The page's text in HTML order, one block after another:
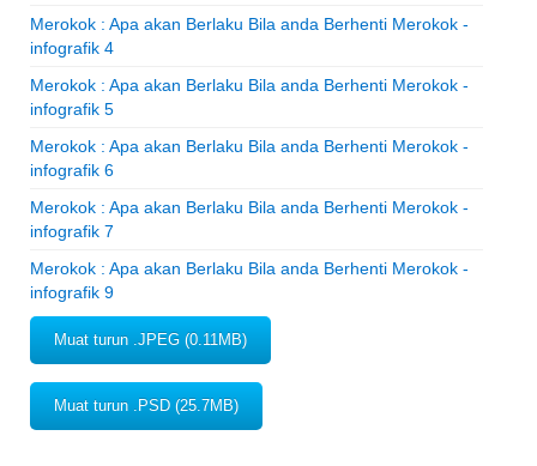
Merokok : Apa akan Berlaku Bila anda Berhenti Merokok -
infografik 4
Merokok : Apa akan Berlaku Bila anda Berhenti Merokok -
infografik 5
Merokok : Apa akan Berlaku Bila anda Berhenti Merokok -
infografik 6
Merokok : Apa akan Berlaku Bila anda Berhenti Merokok -
infografik 7
Merokok : Apa akan Berlaku Bila anda Berhenti Merokok -
infografik 9
Muat turun .JPEG (0.11MB)
Muat turun .PSD (25.7MB)